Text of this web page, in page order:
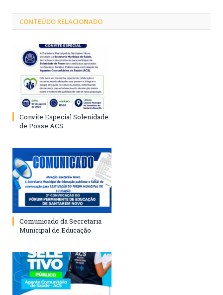
CONTEÚDO RELACIONADO
Convite Especial Solenidade
de Posse ACS
Comunicado da Secretaria
Municipal de Educação